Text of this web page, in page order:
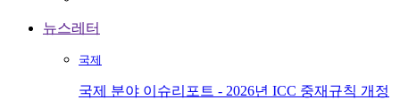
뉴스레터
국제
국제 분야 이슈리포트 - 2026년 ICC 중재규칙 개정